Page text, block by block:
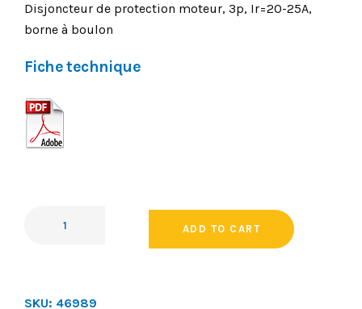
Disjoncteur de protection moteur, 3p, Ir=20-25A,
borne à boulon
Fiche technique
ADD TO CART
SKU: 46989